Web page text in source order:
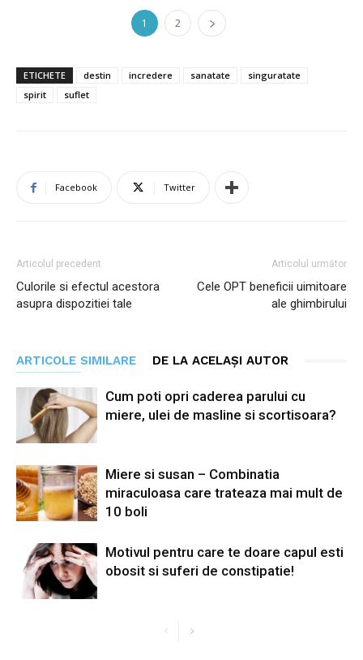
1 2
ETICHETE destin incredere sanatate
singuratate
spirit
suflet
Facebook Twitter
Articolul precedent
Culorile si efectul acestora
asupra dispozitiei tale
Articolul următor
Cele OPT beneficii uimitoare
ale ghimbirului
ARTICOLE SIMILARE DE LA ACELAȘI AUTOR
Cum poti opri caderea parului cu
miere, ulei de masline si scortisoara?
Miere si susan – Combinatia
miraculoasa care trateaza mai mult de
10 boli
Motivul pentru care te doare capul esti
obosit si suferi de constipatie!